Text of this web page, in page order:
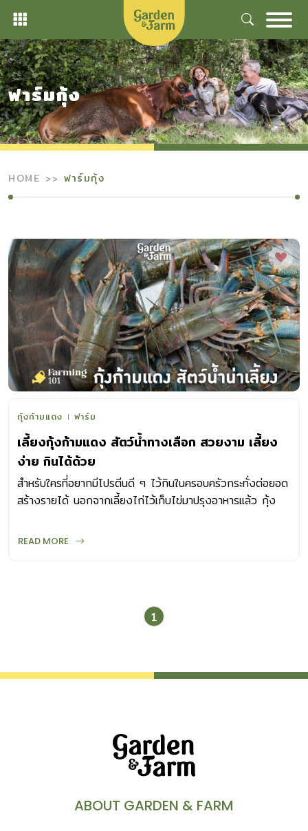
Skip
content
ฟาร์มกุ้ง
HOME ฟาร์มกุ้ง
กุ้งก้ามแดง ฟาร์ม
เลี้ยงกุ้งก้ามแดง สัตว์น้ำทางเลือก สวยงาม เลี้ยง
ง่าย กินได้ด้วย
สำหรับใครที่อยากมีโปรตีนดี ๆ ไว้กินในครอบครัวกระทั่งต่อยอด
สร้างรายได้ นอกจากเลี้ยงไก่ไว้เก็บไข่มาปรุงอาหารแล้ว กุ้ง
READ MORE
1
ABOUT GARDEN & FARM